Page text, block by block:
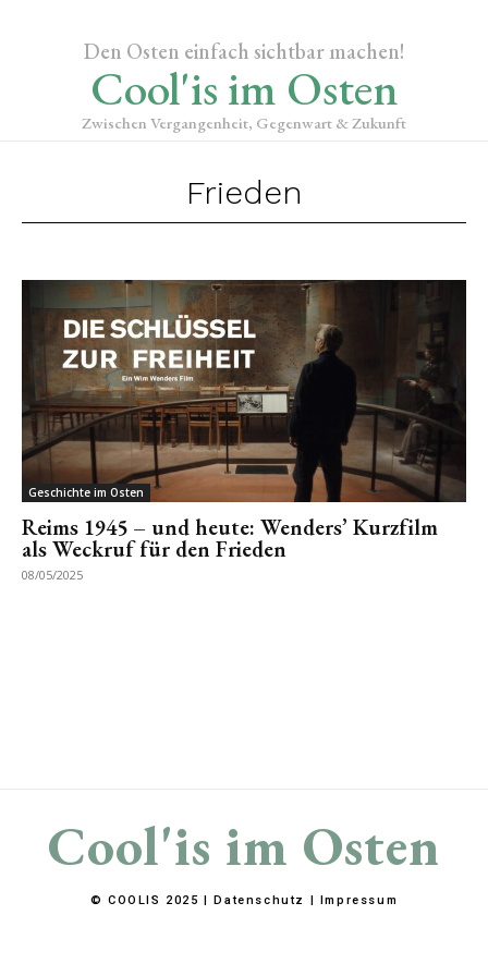
Den Osten einfach sichtbar machen!
Cool'is im Osten
Zwischen Vergangenheit, Gegenwart & Zukunft
Frieden
Geschichte im Osten
Reims 1945 – und heute: Wenders’ Kurzfilm
als Weckruf für den Frieden
08/05/2025
Cool'is im Osten
© COOLIS 2025 |Datenschutz | Impressum